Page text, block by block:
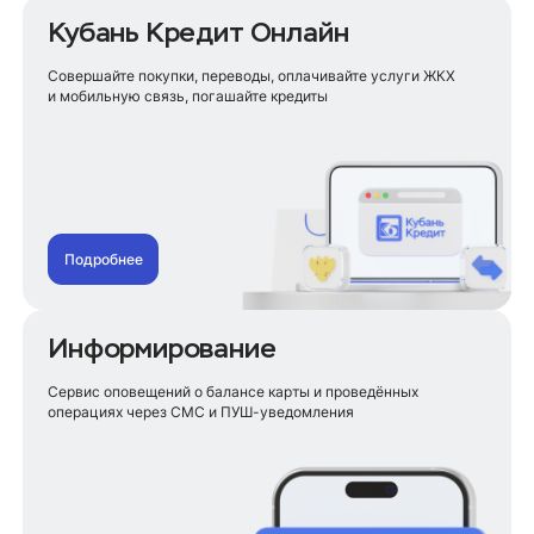
Для самозанятых
Для студентов
Для пенсионеров
Для учителей
На покупку земельного участка
На отпуск
На сбор ребенка в школу
Рефинансирование кредита
Для пенсионеров
Без поручителей
Рефинансирование кредитных карт
Кубань Кредит Онлайн
Совершайте покупки, переводы, оплачивайте услуги ЖКХ
и мобильную связь, погашайте кредиты
Подробнее
Информирование
Сервис оповещений о балансе карты и проведённых
операциях через СМС и ПУШ-уведомления